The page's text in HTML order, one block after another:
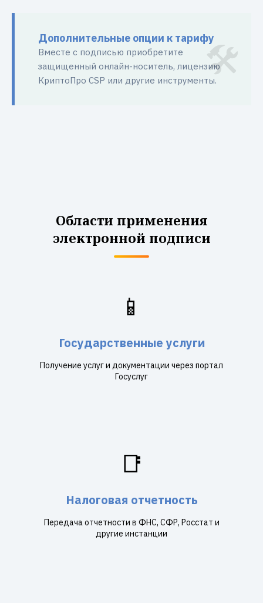
Дополнительные опции к тарифу
Вместе с подписью приобретите
защищенный онлайн-носитель, лицензию
КриптоПро CSP или другие инструменты.
Области применения
электронной подписи
📱
Государственные услуги
Получение услуг и документации через портал
Госуслуг
📑
Налоговая отчетность
Передача отчетности в ФНС, СФР, Росстат и
другие инстанции